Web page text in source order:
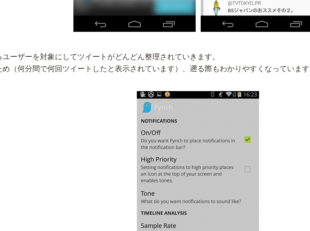
ーザーを対象にしてツイートがどんどん整理されていきます。
（何分間で何回ツイートしたと表示されています）、遡る際もわかりやすくなっていま